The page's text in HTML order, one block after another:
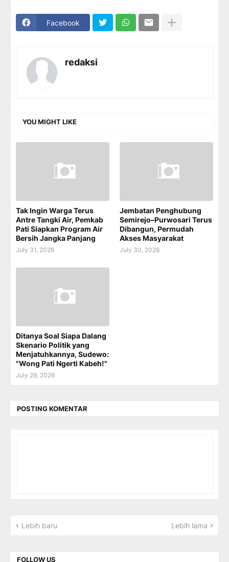
Facebook
redaksi
YOU MIGHT LIKE
Tak Ingin Warga Terus
Antre Tangki Air, Pemkab
Pati Siapkan Program Air
Bersih Jangka Panjang
July 31, 2026
Jembatan Penghubung
Semirejo–Purwosari Terus
Dibangun, Permudah
Akses Masyarakat
July 30, 2026
Ditanya Soal Siapa Dalang
Skenario Politik yang
Menjatuhkannya, Sudewo:
"Wong Pati Ngerti Kabeh!"
July 29, 2026
POSTING KOMENTAR
Lebih baru Lebih lama
FOLLOW US